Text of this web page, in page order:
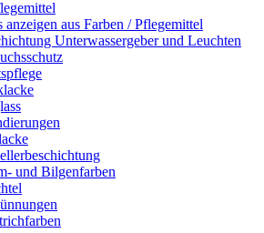
anzeigen aus Farben / Pflegemittel
Unterwassergeber und Leuchten
und Bilgenfarben